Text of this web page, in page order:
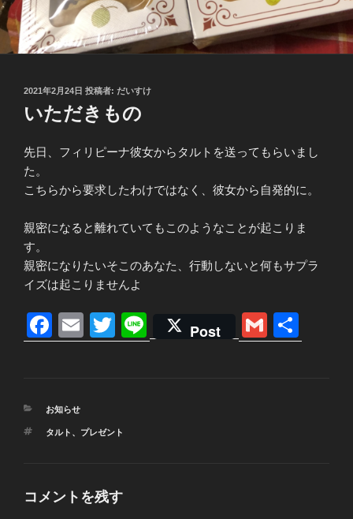
投
日:
2021年2月24日 投稿者: だいすけ
いただきもの
先日、フィリピーナ彼女からタルトを送ってもらいまし
た。
こちらから要求したわけではなく、彼女から自発的に。
親密になると離れていてもこのようなことが起こりま
す。
親密になりたいそこのあなた、行動しないと何もサプラ
イズは起こりませんよ
F
a
e
b
k
E
m
T
wi n
Post
G
m 有
カ
ゴ
お知らせ
タ
タルト 、 プレゼント
コメントを残す